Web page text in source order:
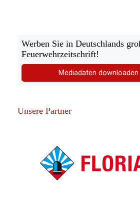
Werben Sie in Deutschlands
Feuerwehrzeitschrift!
Mediadaten downloaden
Unsere Partner